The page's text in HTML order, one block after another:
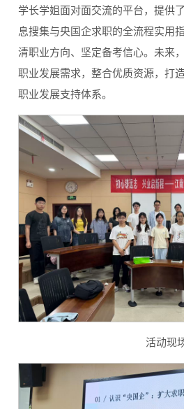
学长学姐面对面交流的平台，提供
息搜集与央国企求职的全流程实用
清职业方向、坚定备考信心。未来
职业发展需求，整合优质资源，打
职业发展支持体系。
活动现